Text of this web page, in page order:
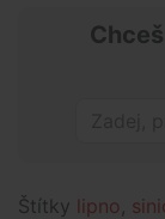
Štítky lipno